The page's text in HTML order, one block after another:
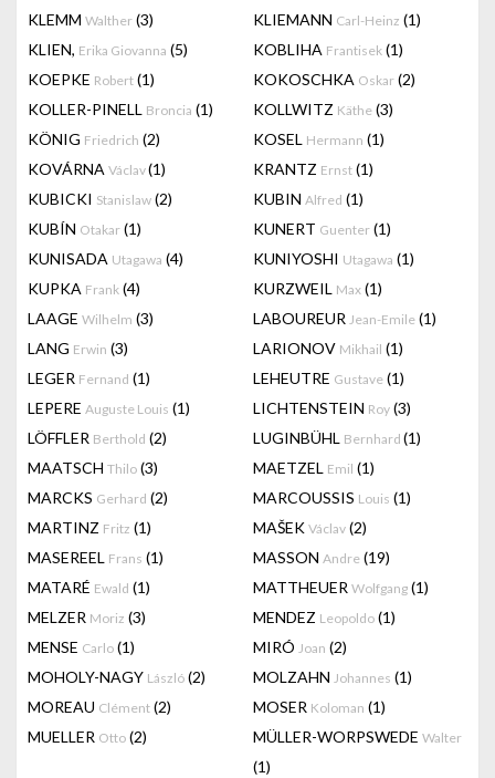
KLEMM Walther (3) KLIEMANN Carl-Heinz (1)
KLIEN, Erika Giovanna (5) KOBLIHA Frantisek (1)
KOEPKE Robert (1) KOKOSCHKA Oskar (2)
KOLLER-PINELL Broncia (1) KOLLWITZ Käthe (3)
KÖNIG Friedrich (2) KOSEL Hermann (1)
KOVÁRNA Václav(1) KRANTZ Ernst (1)
KUBICKI Stanislaw (2) KUBIN Alfred (1)
KUBÍN Otakar (1) KUNERT Guenter (1)
KUNISADA Utagawa (4) KUNIYOSHI Utagawa (1)
KUPKA Frank (4) KURZWEIL Max (1)
LAAGE Wilhelm (3) LABOUREUR Jean-Emile (1)
LANG Erwin (3) LARIONOV Mikhail (1)
LEGER Fernand (1) LEHEUTRE Gustave (1)
LEPERE Auguste Louis (1) LICHTENSTEIN Roy (3)
LÖFFLER Berthold (2) LUGINBÜHL Bernhard (1)
MAATSCH Thilo (3) MAETZEL Emil (1)
MARCKS Gerhard (2) MARCOUSSIS Louis (1)
MARTINZ Fritz (1) MAŠEK Václav (2)
MASEREEL Frans (1) MASSON Andre (19)
MATARÉ Ewald (1) MATTHEUER Wolfgang (1)
MELZER Moriz (3) MENDEZ Leopoldo (1)
MENSE Carlo (1) MIRÓ Joan (2)
MOHOLY-NAGY László (2) MOLZAHN Johannes (1)
MOREAU Clément (2) MOSER Koloman (1)
MUELLER Otto (2) MÜLLER-WORPSWEDE Walter
(1)